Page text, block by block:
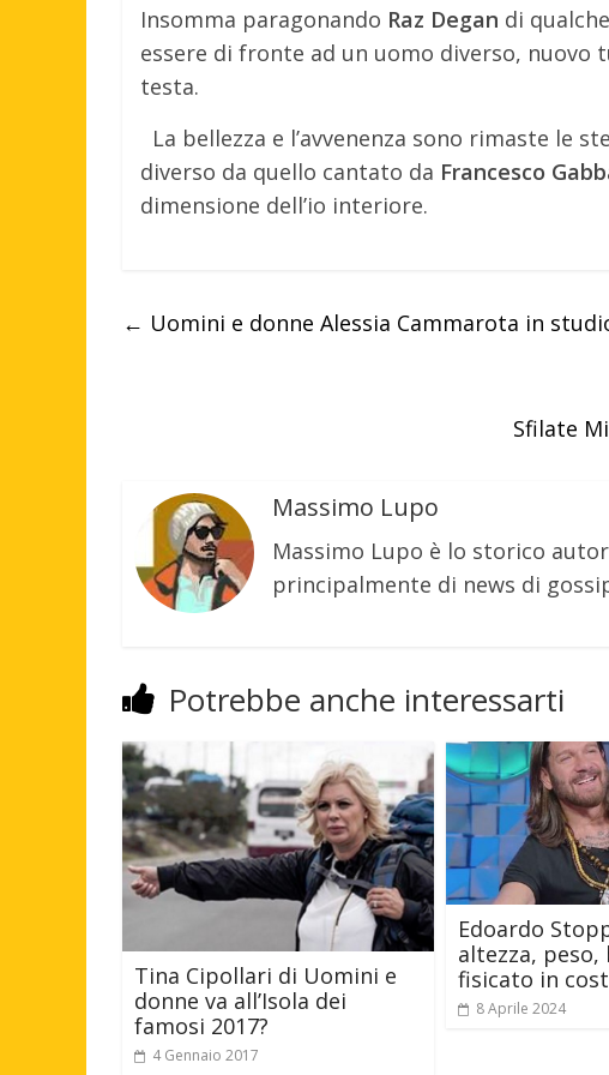
Insomma paragonando Raz Degan di
essere di fronte ad un uomo diverso, nuovo
testa.
La bellezza e l’avvenenza sono rimaste le
diverso da quello cantato da Francesco
dimensione dell’io interiore.
← Uomini e donne Alessia Cammarota in
Sfilate
Massimo Lupo
Massimo Lupo è lo storico
principalmente di news di
Potrebbe anche interessarti
Tina Cipollari di Uomini e
donne va all’Isola dei
famosi 2017?
4 Gennaio 2017
Edoardo
altezza, peso,
fisicato in
8 Aprile 2024